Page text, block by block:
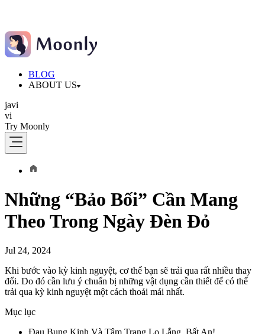
BLOG
ABOUT US
javi
vi
Try Moonly
Những “Bảo Bối” Cần Mang
Theo Trong Ngày Đèn Đỏ
Jul 24, 2024
Khi bước vào kỳ kinh nguyệt, cơ thể bạn sẽ trải qua rất nhiều thay
đổi. Do đó cần lưu ý chuẩn bị những vật dụng cần thiết để có thể
trải qua kỳ kinh nguyệt một cách thoải mái nhất.
Mục lục
Đau Bụng Kinh Và Tâm Trạng Lo Lắng, Bất An!